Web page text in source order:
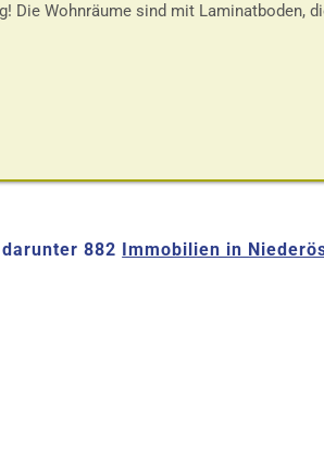
Die Wohnräume sind mit Laminatboden,
882
Immobilien in